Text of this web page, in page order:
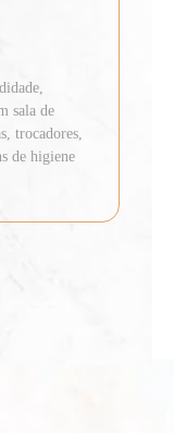
sala de
trocadores,
de higiene